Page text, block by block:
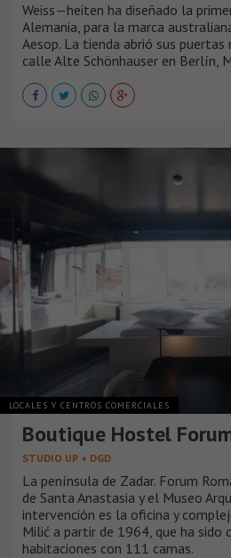
Weiss—heiten ha diseñado la
Alemania, para la marca
Aesop. La tienda abrió sus
calle Alte Schönhauser en Berlín,
LOCALES Y CENTROS COMERCIALES
Boutique Hostel
STUDIO UP + DGD
La península de Zadar. Forum
de Santa Anastasia y el Museo
intervención es la oficina y
Milić a partir de 1964, que ha sido
habitaciones con 111 camas.